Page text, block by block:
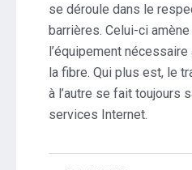
se déroule dans le
barrières. Celui-ci
l’équipement
la fibre. Qui plus est, le
à l’autre se fait toujours
services Internet.